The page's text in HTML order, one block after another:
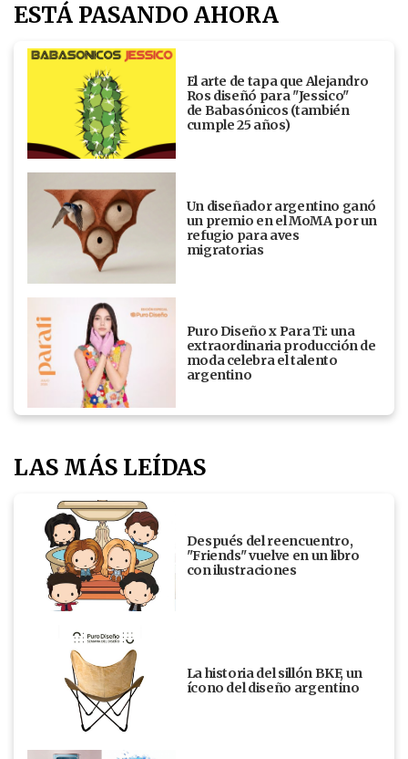
ESTÁ PASANDO AHORA
El arte de tapa que Alejandro
Ros diseñó para "Jessico"
de Babasónicos (también
cumple 25 años)
Un diseñador argentino ganó
un premio en el MoMA por un
refugio para aves
migratorias
Puro Diseño x Para Ti: una
extraordinaria producción de
moda celebra el talento
argentino
LAS MÁS LEÍDAS
Después del reencuentro,
"Friends" vuelve en un libro
con ilustraciones
La historia del sillón BKF, un
ícono del diseño argentino